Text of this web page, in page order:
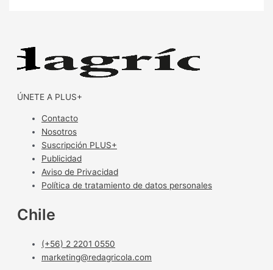
ÚNETE A PLUS+
Contacto
Nosotros
Suscripción PLUS+
Publicidad
Aviso de Privacidad
Política de tratamiento de datos personales
Chile
(+56) 2 2201 0550
marketing@redagricola.com